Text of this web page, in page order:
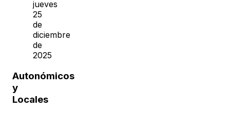
jueves
25
de
diciembre
de
2025
Autonómicos
y
Locales